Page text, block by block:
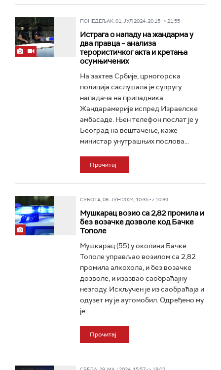
ПОНЕДЕЉАК, 01. ЈУЛ 2024, 20:15 -> 21:55
Истрага о нападу на жандарма у
два правца – анализа
терористичког акта и кретања
осумњичених
На захтев Србије, црногорска
полиција саслушала је супругу
нападача на припадника
Жандарамерије испред Израелске
амбасаде. Њен телефон послат је у
Београд на вештачење, каже
министар унутрашњих послова...
Прочитај
СУБОТА, 08. ЈУН 2024, 10:35 -> 10:39
Мушкарац возио са 2,82 промила и
без возачке дозволе код Бачке
Тополе
Мушкарац (55) у околини Бачке
Тополе управљао возилом са 2,82
промила алкохола, и без возачке
дозволе, и изазвао саобраћајну
незгоду. Искључен је из саобраћаја и
одузет му је аутомобил. Одређено му
је...
Прочитај